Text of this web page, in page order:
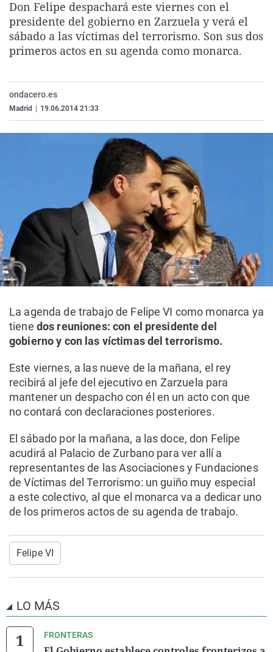
La rosa de los vientos
Gente viajera
Como el perro y el
Caso
Retornados
Equipo de
Extremadura
Galicia
La Rioja
Virales
Televisión
Elecciones
Don Felipe despachará este viernes con el
presidente del gobierno en Zarzuela y verá el
sábado a las víctimas del terrorismo. Son sus dos
primeros actos en su agenda como monarca.
ondacero.es
Madrid 19.06.2014 21:33
La agenda de trabajo de Felipe VI como monarca ya
tiene dos reuniones: con el presidente del
gobierno y con las víctimas del terrorismo.
Este viernes, a las nueve de la mañana, el rey
recibirá al jefe del ejecutivo en Zarzuela para
mantener un despacho con él en un acto con que
no contará con declaraciones posteriores.
El sábado por la mañana, a las doce, don Felipe
acudirá al Palacio de Zurbano para ver allí a
representantes de las Asociaciones y Fundaciones
de Víctimas del Terrorismo: un guiño muy especial
a este colectivo, al que el monarca va a dedicar uno
de los primeros actos de su agenda de trabajo.
Felipe VI
LO MÁS
FRONTERAS